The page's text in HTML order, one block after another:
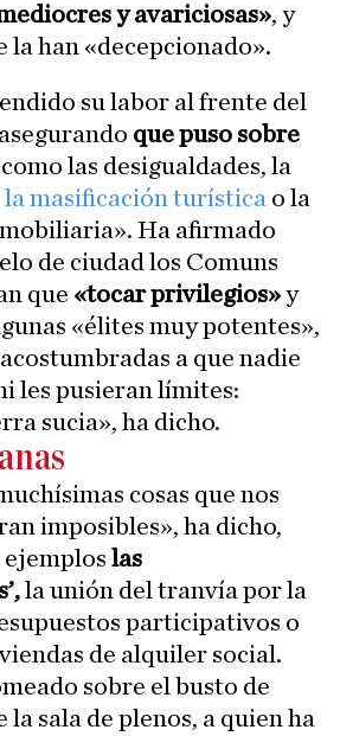
y avariciosas», y
la han «decepcionado».
su labor al frente del
que puso sobre
las desigualdades, la
la masificación turística o la
Ha afirmado
de ciudad los Comuns
que «tocar privilegios»y
«élites muy potentes»,
a que nadie
les pusieran límites:
sucia», ha dicho.
cosas que nos
imposibles», ha dicho,
las
la unión del tranvía por la
participativos o
de alquiler social.
sobre el busto de
la sala de plenos, a quien ha